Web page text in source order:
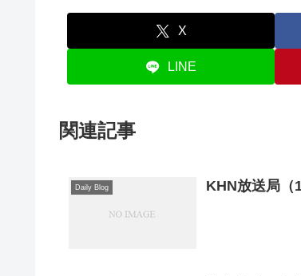
X
LINE
関連記事
Daily Blog KHN放送局（